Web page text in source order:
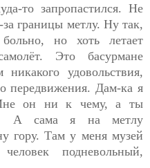
то запропастился. Не
границы метлу. Ну так,
но хоть летает
Это басурмане
удовольствия,
передвижения. Дам-ка я
он ни к чему, а ты
А сама я на метлу
гору. Там у меня музей
подневольный,